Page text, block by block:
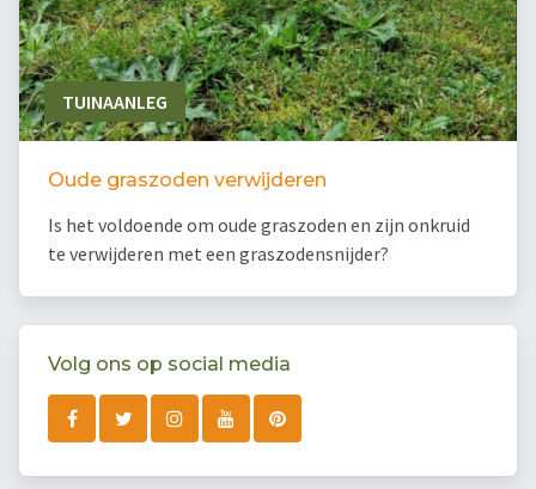
TUINAANLEG
Oude graszoden verwijderen
Is het voldoende om oude graszoden en zijn onkruid
te verwijderen met een graszodensnijder?
Volg ons op social media